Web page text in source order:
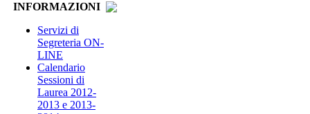
INFORMAZIONI
Servizi di
Segreteria ON-
LINE
Calendario
Sessioni di
Laurea 2012-
2013 e 2013-